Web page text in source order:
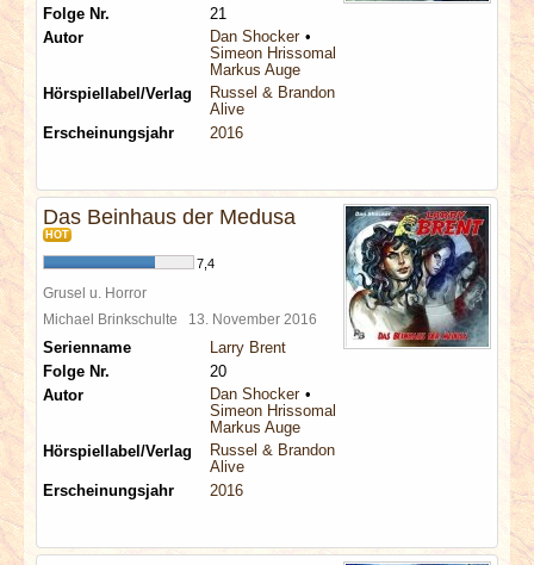
LINKS
ARCHIV
Folge Nr.
21
Autor
Dan Shocker
Simeon Hrissomallis
Markus Auge
Hörspiellabel/Verlag
Russel & Brandon
Alive
Erscheinungsjahr
2016
Das Beinhaus der Medusa
HOT
7,4
Grusel u. Horror
Michael Brinkschulte 13. November 2016
Serienname
Larry Brent
Folge Nr.
20
Autor
Dan Shocker
Simeon Hrissomallis
Markus Auge
Hörspiellabel/Verlag
Russel & Brandon
Alive
Erscheinungsjahr
2016